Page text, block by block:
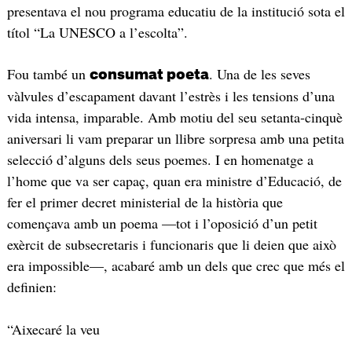
presentava el nou programa educatiu de la institució sota el
títol “La UNESCO a l’escolta”.
Fou també un consumat poeta. Una de les seves
vàlvules d’escapament davant l’estrès i les tensions d’una
vida intensa, imparable. Amb motiu del seu setanta-cinquè
aniversari li vam preparar un llibre sorpresa amb una petita
selecció d’alguns dels seus poemes. I en homenatge a
l’home que va ser capaç, quan era ministre d’Educació, de
fer el primer decret ministerial de la història que
començava amb un poema —tot i l’oposició d’un petit
exèrcit de subsecretaris i funcionaris que li deien que això
era impossible—, acabaré amb un dels que crec que més el
definien:
“Aixecaré la veu